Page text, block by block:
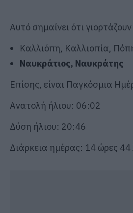
Αυτό σημαίνει ότι γιορτάζουν
Καλλιόπη, Καλλιοπία,
Ναυκράτιος, Ναυκράτης
Επίσης, είναι Παγκόσμια
Ανατολή ήλιου: 06:02
Δύση ήλιου: 20:46
Διάρκεια ημέρας: 14 ώρες